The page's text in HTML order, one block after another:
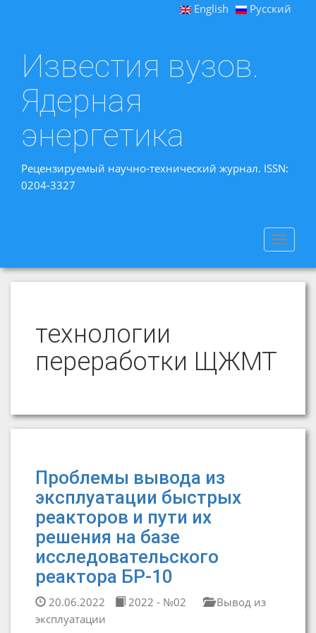
English Русский
Известия вузов.
Ядерная
энергетика
Рецензируемый научно-технический журнал. ISSN:
0204-3327
Toggle
технологии
переработки ЩЖМТ
Проблемы вывода из
эксплуатации быстрых
реакторов и пути их
решения на базе
исследовательского
реактора БР-10
20.06.2022 2022 - №02
Вывод из
эксплуатации